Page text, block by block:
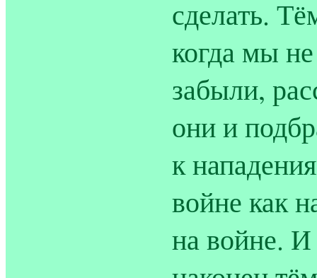
сделать.
когда мы
забыли,
они и
к
войне как
на войне. И